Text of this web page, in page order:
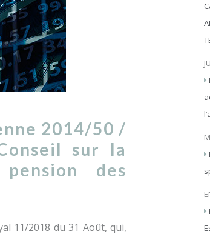
2014/50 /
sur la
des
11/2018 du 31 Août, qui,